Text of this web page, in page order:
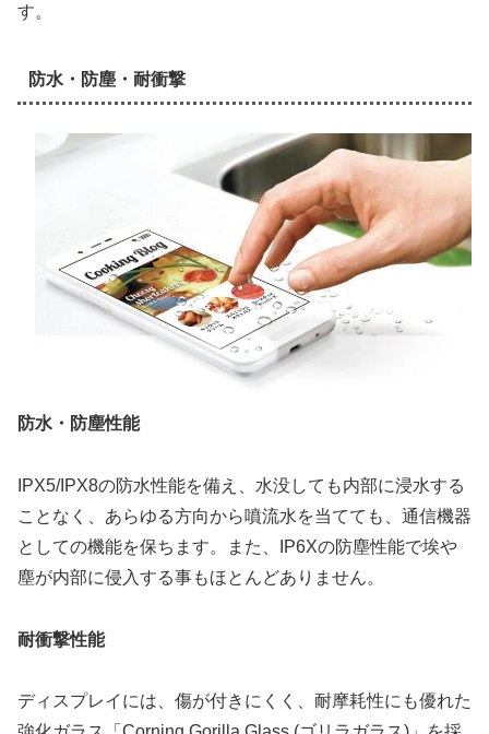
す。
防水・防塵・耐衝撃
防水・防塵性能
IPX5/IPX8の防水性能を備え、水没しても内部に浸水する
ことなく、あらゆる方向から噴流水を当てても、通信機器
としての機能を保ちます。また、IP6Xの防塵性能で埃や
塵が内部に侵入する事もほとんどありません。
耐衝撃性能
ディスプレイには、傷が付きにくく、耐摩耗性にも優れた